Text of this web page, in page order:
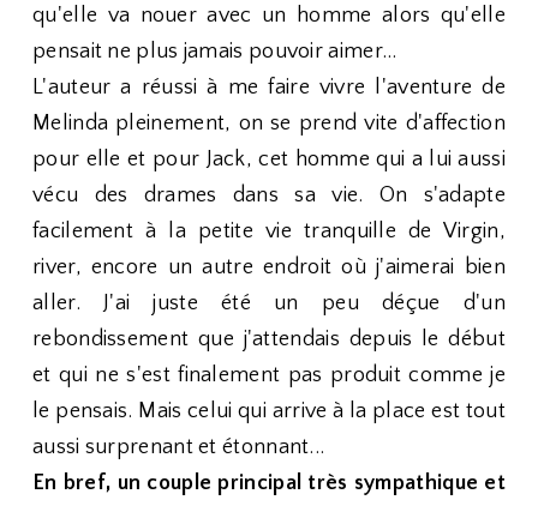
qu'elle va nouer avec un homme alors qu'elle
pensait ne plus jamais pouvoir aimer...
L'auteur a réussi à me faire vivre l'aventure de
Melinda pleinement, on se prend vite d'affection
pour elle et pour Jack, cet homme qui a lui aussi
vécu des drames dans sa vie. On s'adapte
facilement à la petite vie tranquille de Virgin,
river, encore un autre endroit où j'aimerai bien
aller. J'ai juste été un peu déçue d'un
rebondissement que j'attendais depuis le début
et qui ne s'est finalement pas produit comme je
le pensais. Mais celui qui arrive à la place est tout
aussi surprenant et étonnant...
En bref, un couple principal très sympathique et